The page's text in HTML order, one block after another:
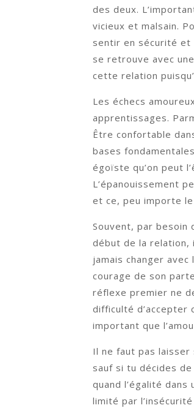
des deux.
vicieux et malsain.
sentir en sécurité et
se retrouve avec
cette relation
Les échecs
apprentissages.
Être confortable
bases
égoïste qu’on peut
L’épanouissement
et ce, peu importe
Souvent, par besoin
début de la relation,
jamais changer
courage de son
réflexe premier ne
difficulté
important que
Il ne faut pas laisser
sauf si tu décides
quand l’égalité
limité par